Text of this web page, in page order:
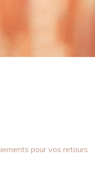
pour vos retours.